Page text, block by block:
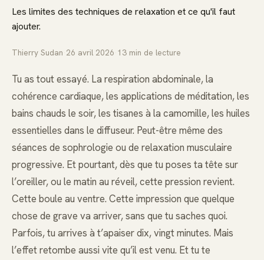
Les limites des techniques de relaxation et ce qu'il faut
ajouter.
Thierry Sudan 26 avril 2026 13 min de lecture
Tu as tout essayé. La respiration abdominale, la
cohérence cardiaque, les applications de méditation, les
bains chauds le soir, les tisanes à la camomille, les huiles
essentielles dans le diffuseur. Peut-être même des
séances de sophrologie ou de relaxation musculaire
progressive. Et pourtant, dès que tu poses ta tête sur
l’oreiller, ou le matin au réveil, cette pression revient.
Cette boule au ventre. Cette impression que quelque
chose de grave va arriver, sans que tu saches quoi.
Parfois, tu arrives à t’apaiser dix, vingt minutes. Mais
l’effet retombe aussi vite qu’il est venu. Et tu te